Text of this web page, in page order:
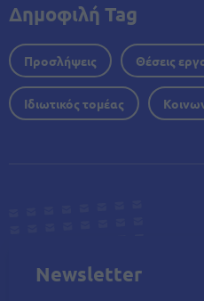
Δημοφιλή Tag
Προσλήψεις Θέσεις
Ιδιωτικός τομέας
Newsletter